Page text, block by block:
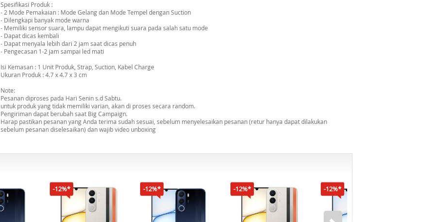
Spesifikasi Produk :
- 2 Mode Pemakaian : Mode Gelang dan Mode Tempel dengan Suction
- Dilengkapi banyak mode warna
- Memiliki sensor suara, lampu dapat mengikuti suara pada salah satu mode
- Dapat dicas kembali
- Dapat menyala lebih dari 2 jam saat dicas penuh
- Pengecasan 1-2 jam sampai led mati
Isi Kemasan : 1 Unit Produk, Strap, Suction, Kabel Charge
Ukuran Produk : 4.7 x 4.7 x 3 cm
Note:
Pesanan diproses pada Hari Senin s.d Sabtu.
untuk produk yang tidak memiliki varian, akan di proses secara random.
Pengiriman dapat berubah saat Big Campaign.
Harap pastikan pesanan yang Anda terima sudah sesuai, sebelum menyelesaikan pesanan (retur hanya dapat dilakukan
sebelum pesanan diselesaikan) dan wajib video unboxing
-12%* -12%* -12%* -12%*